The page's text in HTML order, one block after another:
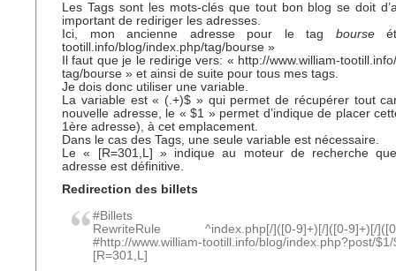
Les Tags sont les mots-clés que tout bon blog se doit
important de rediriger les adresses.
Ici, mon ancienne adresse pour le tag bourse
tootill.info/blog/index.php/tag/bourse »
Il faut que je le redirige vers: « http://www.william-
tag/bourse » et ainsi de suite pour tous mes tags.
Je dois donc utiliser une variable.
La variable est « (.+)$ » qui permet de récupérer tout
nouvelle adresse, le « $1 » permet d’indique de placer
1ère adresse), à cet emplacement.
Dans le cas des Tags, une seule variable est nécessaire.
Le « [R=301,L] » indique au moteur de recherche
adresse est définitive.
Redirection des billets
#Billets
RewriteRule ^index.php[/]([0-9]+)[/]([0-9]+)[/
#http://www.william-tootill.info/blog/index.php?post/
[R=301,L]